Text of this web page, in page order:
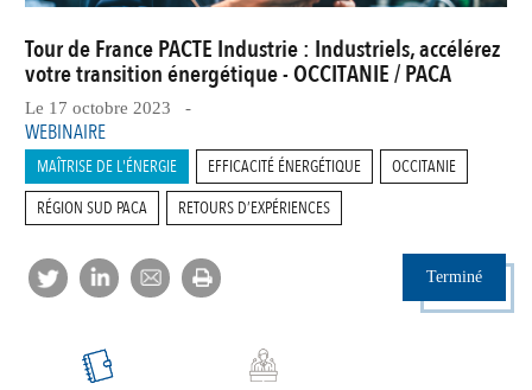
Tour de France PACTE Industrie : Industriels, accélérez
votre transition énergétique - OCCITANIE / PACA
Le 17 octobre 2023 -
WEBINAIRE
MAÎTRISE DE L'ÉNERGIE EFFICACITÉ ÉNERGÉTIQUE
OCCITANIE
RÉGION SUD PACA
RETOURS D’EXPÉRIENCES
Terminé